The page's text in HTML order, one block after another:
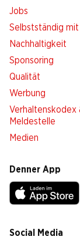
Jobs
Selbstständig
Nachhaltigkeit
Sponsoring
Qualität
Werbung
Verhaltenskodex
Meldestelle
Medien
Denner App
Social Media